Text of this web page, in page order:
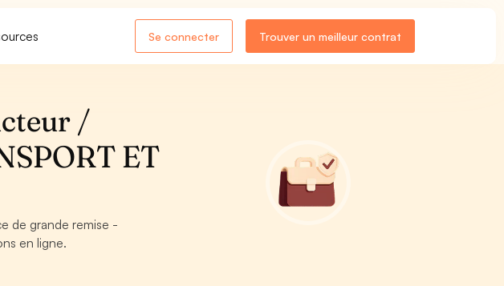
Se connecter Trouver un meilleur contrat
/
ET
de grande remise -
en ligne.